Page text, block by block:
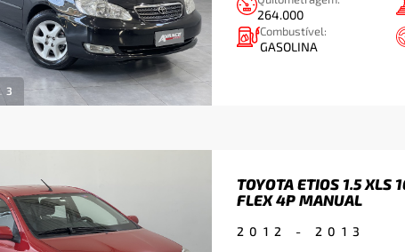
3
264.000
Combustível:
GASOLINA
TOYOTA ETIOS 1.5 XLS
FLEX 4P MANUAL
2012 - 2013